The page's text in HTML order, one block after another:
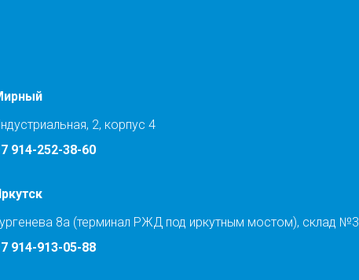
2, корпус 4
914-252-38-60
8а (терминал РЖД под иркутным мостом), склад №3
914-913-05-88